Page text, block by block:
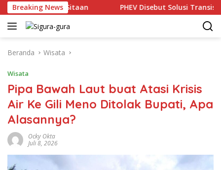
Langsung
ke
konten
Breaking News
Bara Sitaan PHEV Disebut Solusi Transisi Ke
Beranda Wisata
Wisata
Pipa Bawah Laut buat Atasi Krisis
Air Ke Gili Meno Ditolak Bupati, Apa
Alasannya?
Ocky Okta
Juli 8, 2026